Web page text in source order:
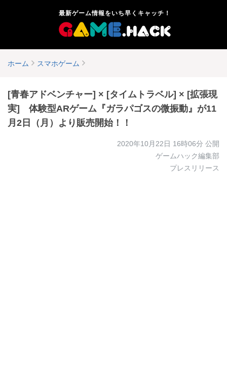
最新ゲーム情報をいち早くキャッチ！
ホーム スマホゲーム
[青春アドベンチャー] × [タイムトラベル] × [拡張現
実] 体験型ARゲーム『ガラパゴスの微振動』が11
月2日（月）より販売開始！！
2020年10月22日 16時06分 公開
ゲームハック編集部
プレスリリース